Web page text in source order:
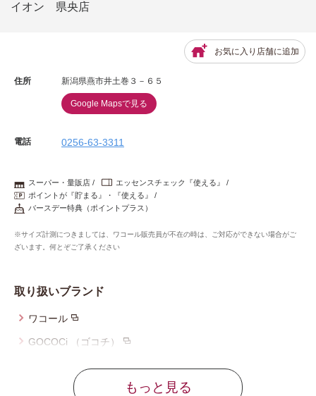
イオン 県央店
お気に入り店舗に追加
住所 新潟県燕市井土巻３－６５
Google Mapsで見る
電話 0256-63-3311
スーパー・量販店
エッセンスチェック『使える』
ポイントが『貯まる』・『使える』
バースデー特典（ポイントプラス）
※サイズ計測につきましては、ワコール販売員が不在の時は、ご対応ができない場合がご
ざいます。何とぞご了承ください
取り扱いブランド
ワコール
GOCOCi （ゴコチ）
ウイング／レシアージュもっと見る